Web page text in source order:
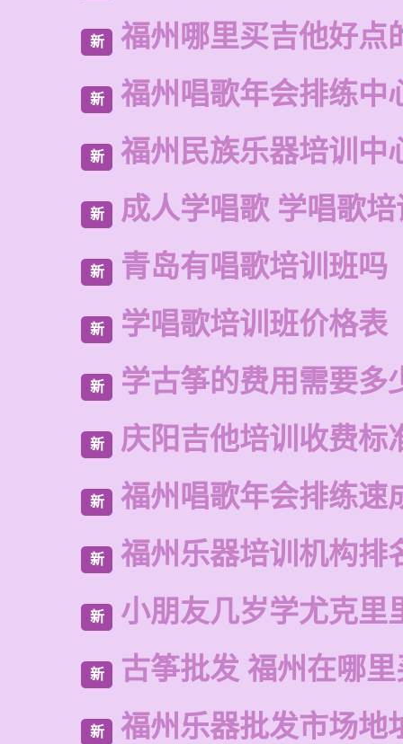
新 福州哪里买吉他好点
新 福州唱歌年会排练中
新 福州民族乐器培训中
新 成人学唱歌 学唱歌
新 青岛有唱歌培训班吗
新 学唱歌培训班价格表
新 学古筝的费用需要多
新 庆阳吉他培训收费标
新 福州唱歌年会排练速
新 福州乐器培训机构排
新 小朋友几岁学尤克里
新 古筝批发 福州在哪
新 福州乐器批发市场地